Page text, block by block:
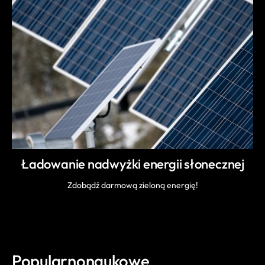
Ładowanie nadwyżki energii słonecznej
Zdobądź darmową zieloną energię!
Popularnonaukowe